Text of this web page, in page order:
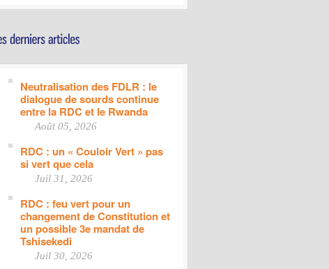
Neutralisation des FDLR : le
dialogue de sourds continue
entre la RDC et le Rwanda
Août 05, 2026
RDC : un « Couloir Vert » pas
si vert que cela
Juil 31, 2026
RDC : feu vert pour un
changement de Constitution et
un possible 3e mandat de
Tshisekedi
Juil 30, 2026